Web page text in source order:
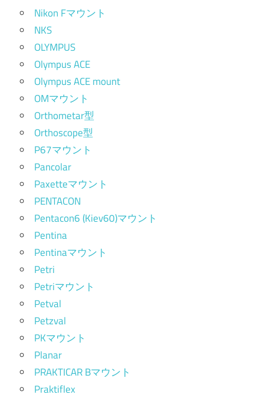
Nikon Fマウント
NKS
OLYMPUS
Olympus ACE
Olympus ACE mount
OMマウント
Orthometar型
Orthoscope型
P67マウント
Pancolar
Paxetteマウント
PENTACON
Pentacon6 (Kiev60)マウント
Pentina
Pentinaマウント
Petri
Petriマウント
Petval
Petzval
PKマウント
Planar
PRAKTICAR Bマウント
Praktiflex